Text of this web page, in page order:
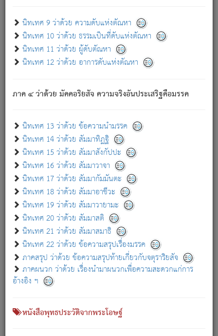
นิทเทศ 9 ว่าด้วย ความดับแห่งตัณหา
นิทเทศ 10 ว่าด้วย ธรรมเป็นที่ดับแห่งตัณหา
นิทเทศ 11 ว่าด้วย ผู้ดับตัณหา
นิทเทศ 12 ว่าด้วย อาการดับแห่งตัณหา
ภาค ๔ ว่าด้วย มัคคอริยสัจ ความจริงอันประเสริฐคือมรรค
นิทเทศ 13 ว่าด้วย ข้อความนำมรรค
นิทเทศ 14 ว่าด้วย สัมมาทิฏฐิ
นิทเทศ 15 ว่าด้วย สัมมาสังกัปปะ
นิทเทศ 16 ว่าด้วย สัมมาวาจา
นิทเทศ 17 ว่าด้วย สัมมากัมมันตะ
นิทเทศ 18 ว่าด้วย สัมมาอาชีวะ
นิทเทศ 19 ว่าด้วย สัมมาวายามะ
นิทเทศ 20 ว่าด้วย สัมมาสติ
นิทเทศ 21 ว่าด้วย สัมมาสมาธิ
นิทเทศ 22 ว่าด้วย ข้อความสรุปเรื่องมรรค
ภาคสรุป ว่าด้วย ข้อความสรุปท้ายเกี่ยวกับจตุราริยสัจ
ภาคผนวก ว่าด้วย เรื่องนำมาผนวกเพื่อความสะดวกแก่การ
อ้างอิง ฯ
หนังสือพุทธประวัติจากพระโอษฐ์
- อุ.ขุ. ๒๕/๑๒๑/๘๔.
(ข้อความนี้ เป็นพระพุทธอุทานที่ทรงเปล่งออก ที่โคนต้นโพธิ์
เป็นที่ตรัสรู้ เมื่อตรัสรู้แล้วได้ 7 วัน)
เกี่ยวกับธรรมโฆษณ์ออนไลน์ (Disclaimer)
แม้ระบบ "ธรรมโฆษณ์ออนไลน์" พยายามปรับปรุงข้อมูลให้ถูกต้องมากที่สุด
ผู้ศึกษาก็พึงตรวจสอบกับตัวเล่มหนังสือต้นฉบับ ที่มีการพิมพ์ครั้งล่าสุด
ก่อนนำข้อมูลไปใช้ในการอ้างอิง"
เกี่ยวกับอัตถจารี|เกี่ยวกับการพัฒนา|แจ้งข้อผิดพลาด / แนะนำ
หนังสือที่เกี่ยวข้อง